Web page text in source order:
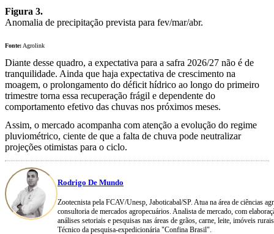
Figura 3.
Anomalia de precipitação prevista para fev/mar/abr.
Fonte: Agrolink
Diante desse quadro, a expectativa para a safra 2026/27 não é de
tranquilidade. Ainda que haja expectativa de crescimento na
moagem, o prolongamento do déficit hídrico ao longo do primeiro
trimestre torna essa recuperação frágil e dependente do
comportamento efetivo das chuvas nos próximos meses.
Assim, o mercado acompanha com atenção a evolução do regime
pluviométrico, ciente de que a falta de chuva pode neutralizar
projeções otimistas para o ciclo.
Rodrigo De Mundo
Zootecnista pela FCAV/Unesp, Jaboticabal/SP. Atua na área de ciências
consultoria de mercados agropecuários. Analista de mercado, com
análises setoriais e pesquisas nas áreas de grãos, carne, leite, imóveis
Técnico da pesquisa-expedicionária "Confina Brasil".